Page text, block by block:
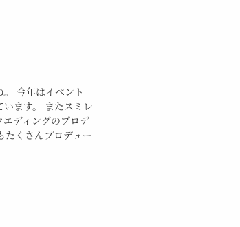
今年はイベント
ます。 またスミレ
ディングのプロデ
たくさんプロデュー